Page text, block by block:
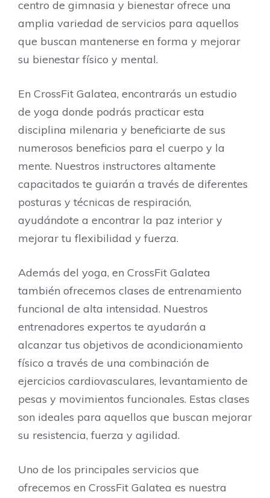
centro de gimnasia y bienestar ofrece una
amplia variedad de servicios para aquellos
que buscan mantenerse en forma y mejorar
su bienestar físico y mental.
En CrossFit Galatea, encontrarás un estudio
de yoga donde podrás practicar esta
disciplina milenaria y beneficiarte de sus
numerosos beneficios para el cuerpo y la
mente. Nuestros instructores altamente
capacitados te guiarán a través de diferentes
posturas y técnicas de respiración,
ayudándote a encontrar la paz interior y
mejorar tu flexibilidad y fuerza.
Además del yoga, en CrossFit Galatea
también ofrecemos clases de entrenamiento
funcional de alta intensidad. Nuestros
entrenadores expertos te ayudarán a
alcanzar tus objetivos de acondicionamiento
físico a través de una combinación de
ejercicios cardiovasculares, levantamiento de
pesas y movimientos funcionales. Estas clases
son ideales para aquellos que buscan mejorar
su resistencia, fuerza y agilidad.
Uno de los principales servicios que
ofrecemos en CrossFit Galatea es nuestra